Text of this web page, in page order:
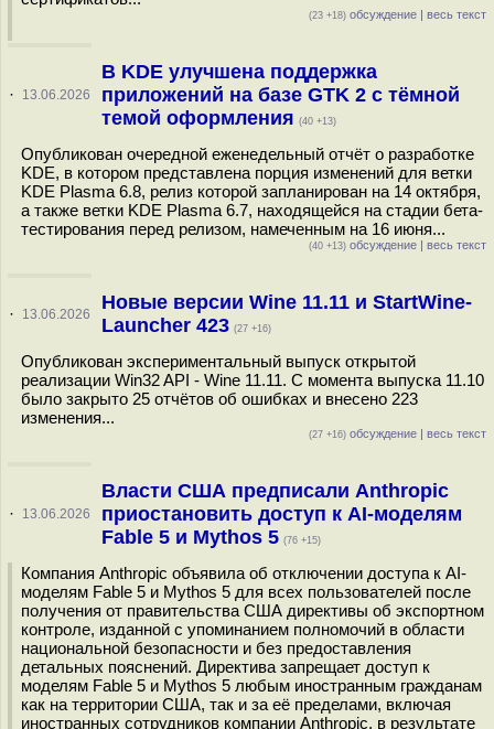
(23 +18) обсуждение | весь текст
· 13.06.2026
В KDE улучшена поддержка
приложений на базе GTK 2 с тёмной
темой оформления (40 +13)
Опубликован очередной еженедельный отчёт о разработке
KDE, в котором представлена порция изменений для ветки
KDE Plasma 6.8, релиз которой запланирован на 14 октября,
а также ветки KDE Plasma 6.7, находящейся на стадии бета-
тестирования перед релизом, намеченным на 16 июня...
(40 +13) обсуждение | весь текст
· 13.06.2026
Новые версии Wine 11.11 и StartWine-
Launcher 423 (27 +16)
Опубликован экспериментальный выпуск открытой
реализации Win32 API - Wine 11.11. С момента выпуска 11.10
было закрыто 25 отчётов об ошибках и внесено 223
изменения...
(27 +16) обсуждение | весь текст
· 13.06.2026
Власти США предписали Anthropic
приостановить доступ к AI-моделям
Fable 5 и Mythos 5 (76 +15)
Компания Anthropic объявила об отключении доступа к AI-
моделям Fable 5 и Mythos 5 для всех пользователей после
получения от правительства США директивы об экспортном
контроле, изданной с упоминанием полномочий в области
национальной безопасности и без предоставления
детальных пояснений. Директива запрещает доступ к
моделям Fable 5 и Mythos 5 любым иностранным гражданам
как на территории США, так и за её пределами, включая
иностранных сотрудников компании Anthropic, в результате